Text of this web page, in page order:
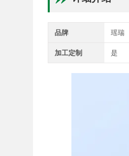
品牌 瑶瑞
加工定制 是